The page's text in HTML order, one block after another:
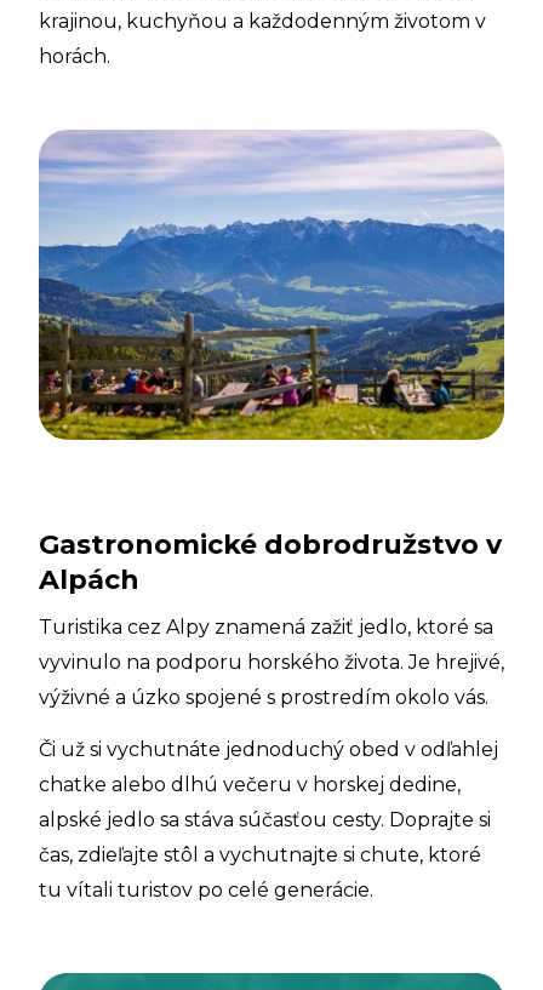
krajinou, kuchyňou a každodenným životom v
horách.
Gastronomické dobrodružstvo v
Alpách
Turistika cez Alpy znamená zažiť jedlo, ktoré sa
vyvinulo na podporu horského života. Je hrejivé,
výživné a úzko spojené s prostredím okolo vás.
Či už si vychutnáte jednoduchý obed v odľahlej
chatke alebo dlhú večeru v horskej dedine,
alpské jedlo sa stáva súčasťou cesty. Doprajte si
čas, zdieľajte stôl a vychutnajte si chute, ktoré
tu vítali turistov po celé generácie.